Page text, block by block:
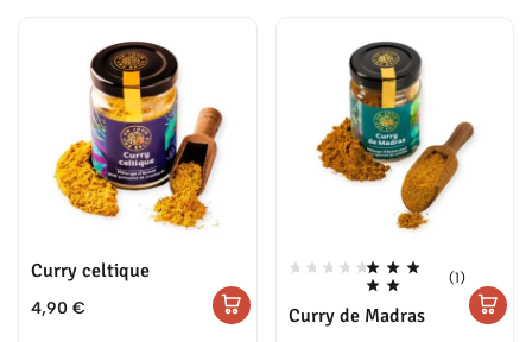
Curry celtique
4,90 €
(1)
Curry de Madras